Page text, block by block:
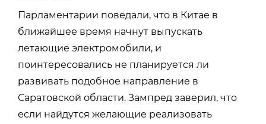
Парламентарии поведали, что в Китае в
ближайшее время начнут выпускать
летающие электромобили, и
поинтересовались не планируется ли
развивать подобное направление в
Саратовской области. Зампред заверил, что
если найдутся желающие реализовать